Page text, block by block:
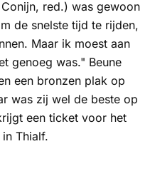
red.) was gewoon
de snelste tijd te rijden,
Maar ik moest aan
genoeg was." Beune
een bronzen plak op
was zij wel de beste op
een ticket voor het
Thialf.